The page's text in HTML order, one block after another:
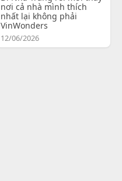
nơi cả nhà mình thích
nhất lại không phải
VinWonders
12/06/2026